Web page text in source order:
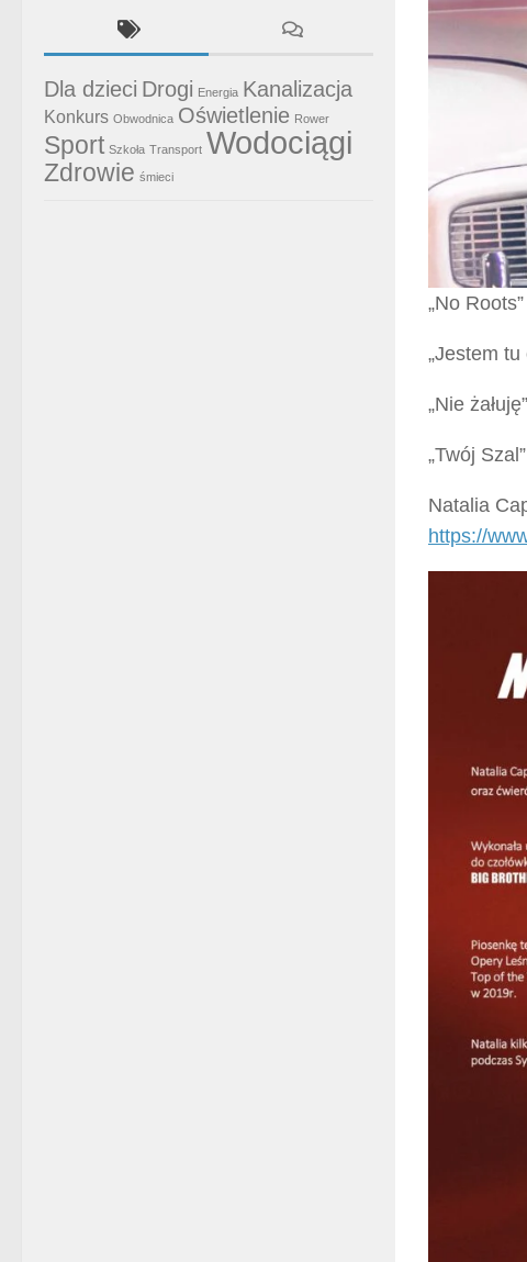
„No Roots”
„Jestem tu
„Nie żałuję”
„Twój Szal”
Natalia
https://
Dla dzieci Drogi Energia Kanalizacja
Konkurs Obwodnica Oświetlenie Rower
Sport Szkoła Transport Wodociągi
Zdrowie śmieci